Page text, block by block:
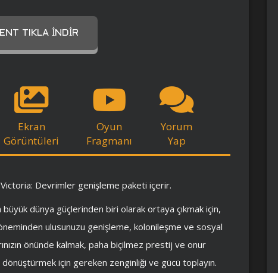
TIKLA İNDIR
Ekran
Görüntüleri
Oyun
Fragmanı
Yorum
Yap
Devrimler genişleme paketi içerir.
büyük dünya güçlerinden biri olarak ortaya çıkmak için,
ulusunuzu genişleme, kolonileşme ve sosyal
önünde kalmak, paha biçilmez prestij ve onur
için gereken zenginliği ve gücü toplayın.